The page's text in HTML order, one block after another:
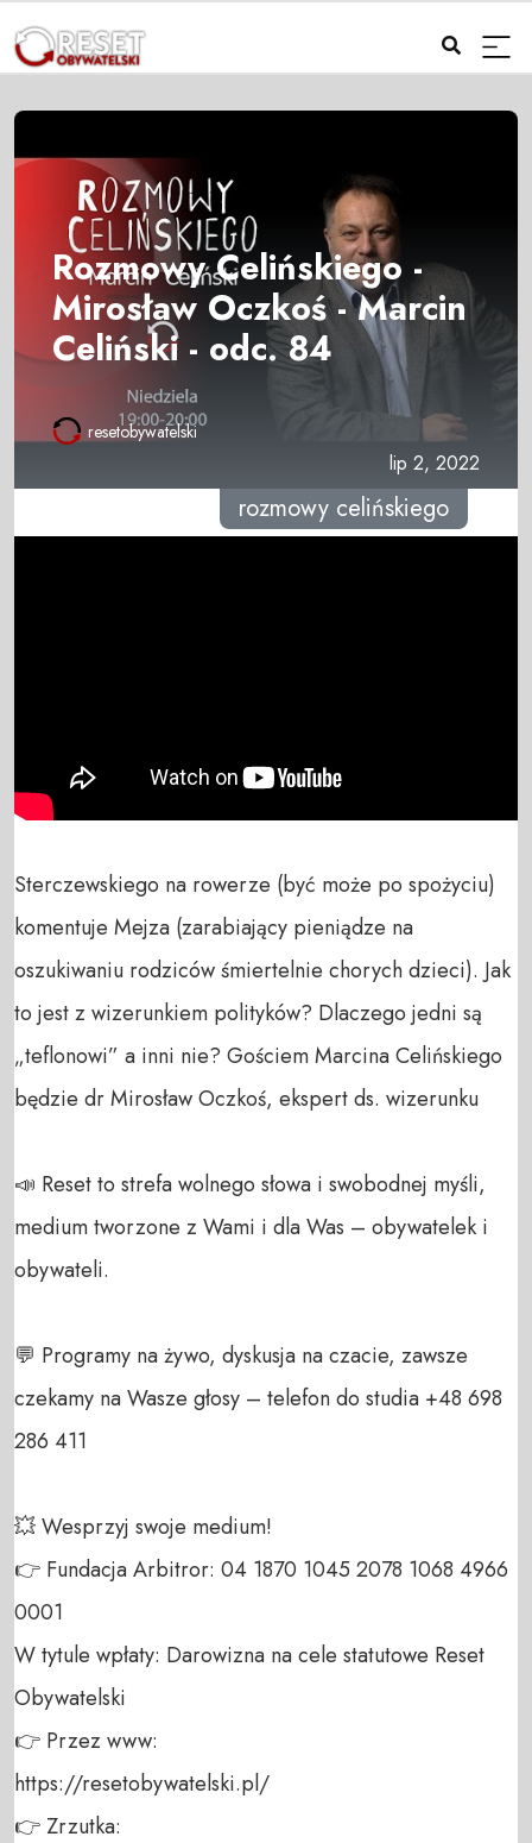
Rozmowy Celińskiego -
Mirosław Oczkoś - Marcin
Celiński - odc. 84
resetobywatelski
lip 2, 2022
rozmowy celińskiego
Sterczewskiego na rowerze (być może po spożyciu)
komentuje Mejza (zarabiający pieniądze na
oszukiwaniu rodziców śmiertelnie chorych dzieci). Jak
to jest z wizerunkiem polityków? Dlaczego jedni są
„teflonowi” a inni nie? Gościem Marcina Celińskiego
będzie dr Mirosław Oczkoś, ekspert ds. wizerunku
📣 Reset to strefa wolnego słowa i swobodnej myśli,
medium tworzone z Wami i dla Was – obywatelek i
obywateli.
💬 Programy na żywo, dyskusja na czacie, zawsze
czekamy na Wasze głosy – telefon do studia +48 698
286 411
💥 Wesprzyj swoje medium!
👉 Fundacja Arbitror: 04 1870 1045 2078 1068 4966
0001
W tytule wpłaty: Darowizna na cele statutowe Reset
Obywatelski
👉 Przez www:
https://resetobywatelski.pl/
👉 Zrzutka: